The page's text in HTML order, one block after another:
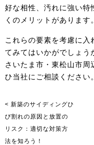
好な相性、汚れに強い特
くのメリットがあります。
これらの要素を考慮に入
てみてはいかがでしょう
さいたま市・東松山市
ひ当社にご相談ください。
< 新築のサイディングひ
び割れの原因と放置の
リスク：適切な対策方
法を知ろう！